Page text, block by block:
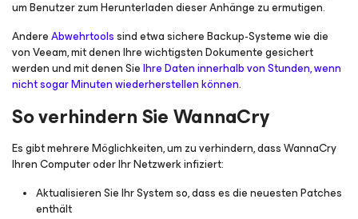
um Benutzer zum Herunterladen dieser Anhänge zu ermutigen.
AndereAbwehrtoolssind etwa sichere Backup-Systeme wie die
von Veeam, mit denen Ihre wichtigsten Dokumente gesichert
werden und mit denen SieIhre Daten innerhalb von Stunden, wenn
nicht sogar Minuten wiederherstellen können.
So verhindern Sie WannaCry
Es gibt mehrere Möglichkeiten, um zu verhindern, dass WannaCry
Ihren Computer oder Ihr Netzwerk infiziert:
Aktualisieren Sie Ihr System so, dass es die neuesten Patches
enthält